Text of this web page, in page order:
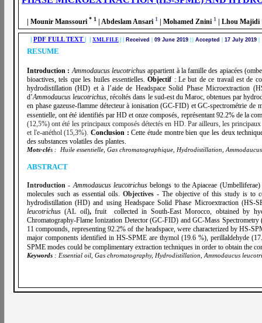
RESUME
Introduction : Ammodaucus leucotrichusappartient à la famille des apiacées
bioactives, tels que les huiles essentielles.Objectif: Le but de ce travail est de
hydrodistillation (HD) et à l’aide de Headspace Solid Phase Microextraction
d’Ammodaucus leucotrichus , récoltés dans le sud-est du Maroc, obtenues par
en phase gazeuse-flamme détecteur à ionisation (GC-FID) et GC-spectrométrie de
essentielle, ont été identifiés par HD et onze composés, représentant 92.2% de la
(12,5%) ont été les principaux composés détectés en HD. Par ailleurs, les
et l'e-anéthol (15,3%).Conclusion :Cette étude montre bien que les deux
des substances volatiles des plantes.
Mots-clés : Huile essentielle, Gas chromatographique, Hydrodistillation,
ABSTRACT
Introduction - Ammodaucus leucotrichus belongs to the Apiaceae
molecules such as essential oils. Objectives - The objective of this study is to
hydrodistillation (HD) and using Headspace Solid Phase Microextraction (HS-
leucotrichus (AL oil),fruit collected in South-East Morocco, obtained by
Chromatography-Flame Ionization Detector (GC-FID) and GC-Mass
11 compounds, representing 92.2% of the headspace, were characterized by HS-
major components identified in HS-SPME are thymol (19.6 %), perillaldehyde
SPME modes could be complimentary extraction techniques in order to obtain the
Keywords : Essential oil, Gas chromatography, Hydrodistillation, Ammodaucus
| Mounir Manssouri * 1 | Abdeslam Ansari 1 | Mohamed Znini 1 | Lhou Majidi
| PDF FULL TEXT | | XML FILE | | Received 09 June 2019 Accepted 17 July 2019